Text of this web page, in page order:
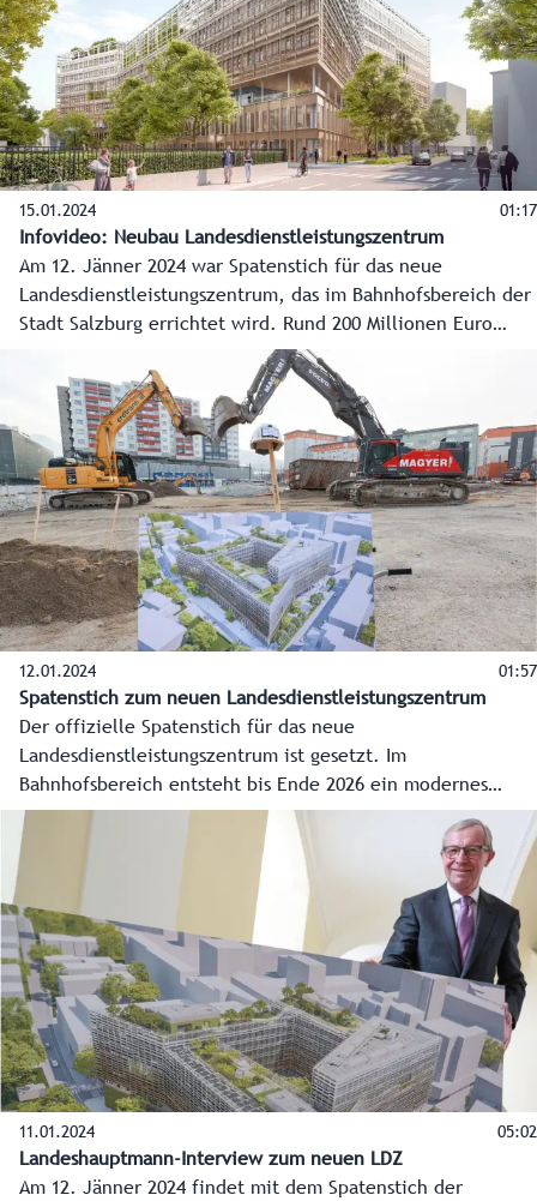
15.01.2024 01:17
Infovideo: Neubau Landesdienstleistungszentrum
Am 12. Jänner 2024 war Spatenstich für das neue
Landesdienstleistungszentrum, das im Bahnhofsbereich der
Stadt Salzburg errichtet wird. Rund 200 Millionen Euro
werden investiert. Es entstehen ein großes Bürgerservice
und moderne Arbeitsplätze für etwa 1.200 Mitarbeiter des
Landes. Die Bauarbeiten dauern bis Ende 2026.
12.01.2024 01:57
Spatenstich zum neuen Landesdienstleistungszentrum
Der offizielle Spatenstich für das neue
Landesdienstleistungszentrum ist gesetzt. Im
Bahnhofsbereich entsteht bis Ende 2026 ein modernes
Verwaltungszentrum mit einem großen Bürgerservice und
Platz für 1.200 Mitarbeiter des Landes. Das Land Salzburg
investiert rund 200 Millionen Euro.
11.01.2024 05:02
Landeshauptmann-Interview zum neuen LDZ
Am 12. Jänner 2024 findet mit dem Spatenstich der